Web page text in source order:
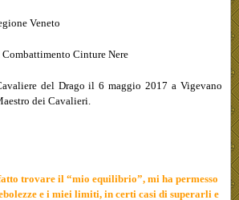
Veneto
Cinture Nere
del Drago il 6 maggio 2017 a Vigevano
dei Cavalieri.
trovare il “mio equilibrio”, mi ha permesso
e i miei limiti, in certi casi di superarli e